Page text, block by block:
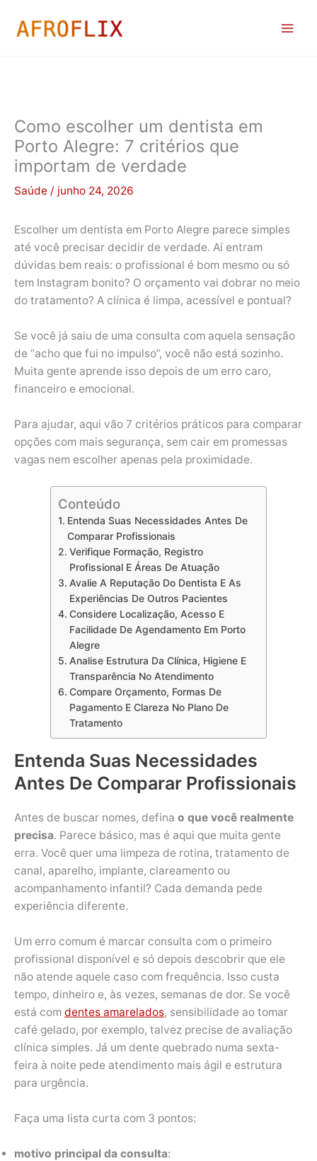
para
Como escolher um dentista em
Porto Alegre: 7 critérios que
importam de verdade
Saúde / junho 24, 2026
Escolher um dentista em Porto Alegre parece simples
até você precisar decidir de verdade. Aí entram
dúvidas bem reais: o profissional é bom mesmo ou só
tem Instagram bonito? O orçamento vai dobrar no meio
do tratamento? A clínica é limpa, acessível e pontual?
Se você já saiu de uma consulta com aquela sensação
de “acho que fui no impulso”, você não está sozinho.
Muita gente aprende isso depois de um erro caro,
financeiro e emocional.
Para ajudar, aqui vão 7 critérios práticos para comparar
opções com mais segurança, sem cair em promessas
vagas nem escolher apenas pela proximidade.
Conteúdo
Entenda Suas Necessidades Antes De
Comparar Profissionais
Verifique Formação, Registro
Profissional E Áreas De Atuação
Avalie A Reputação Do Dentista E As
Experiências De Outros Pacientes
Considere Localização, Acesso E
Facilidade De Agendamento Em Porto
Alegre
Analise Estrutura Da Clínica, Higiene E
Transparência No Atendimento
Compare Orçamento, Formas De
Pagamento E Clareza No Plano De
Tratamento
Entenda Suas Necessidades
Antes De Comparar Profissionais
Antes de buscar nomes, defina o que você realmente
precisa. Parece básico, mas é aqui que muita gente
erra. Você quer uma limpeza de rotina, tratamento de
canal, aparelho, implante, clareamento ou
acompanhamento infantil? Cada demanda pede
experiência diferente.
Um erro comum é marcar consulta com o primeiro
profissional disponível e só depois descobrir que ele
não atende aquele caso com frequência. Isso custa
tempo, dinheiro e, às vezes, semanas de dor. Se você
está com dentes amarelados, sensibilidade ao tomar
café gelado, por exemplo, talvez precise de avaliação
clínica simples. Já um dente quebrado numa sexta-
feira à noite pede atendimento mais ágil e estrutura
para urgência.
Faça uma lista curta com 3 pontos:
motivo principal da consulta: